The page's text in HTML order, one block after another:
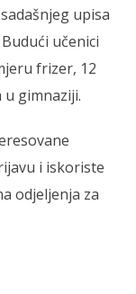
upisa
učenici
frizer, 12
u gimnaziji.
i iskoriste
odjeljenja za